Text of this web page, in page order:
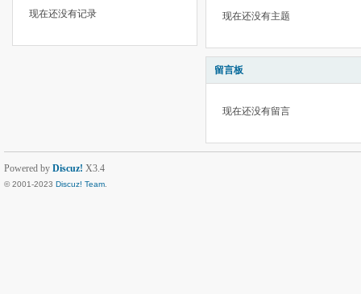
现在还没有记录 现在还没有主题
留言板
现在还没有留言
Powered by Discuz! X3.4
© 2001-2023 Discuz! Team